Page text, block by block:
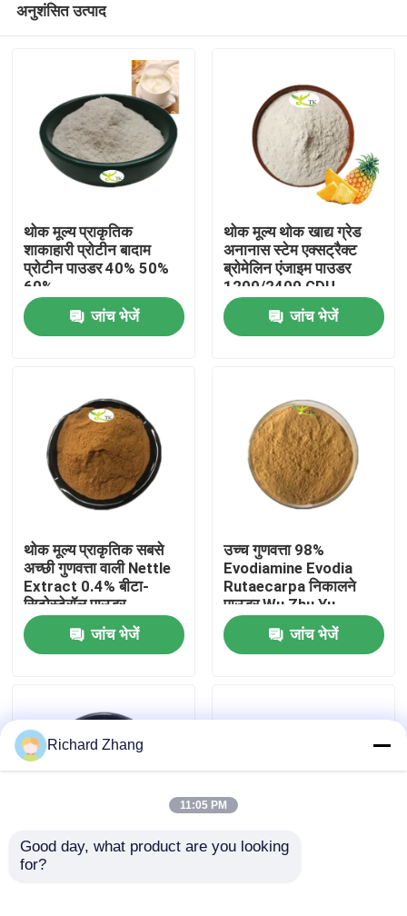
उत्पाद
हमारे बारे में
कारखाना भ्रमण
गुणवत्ता नियंत्रण
एक उद्धरण का अनुरोध करें
सुपर फूड पाउडर
अनुशंसित उत्पाद
थोक मूल्य प्राकृतिक
शाकाहारी प्रोटीन बादाम
प्रोटीन पाउडर 40% 50%
60%
जांच भेजें
थोक मूल्य थोक खाद्य ग्रेड
अनानास स्टेम एक्सट्रैक्ट
ब्रोमेलिन एंजाइम पाउडर
1200/2400 GDU
जांच भेजें
थोक मूल्य प्राकृतिक सबसे
अच्छी गुणवत्ता वाली Nettle
Extract 0.4% बीटा-
सिटोस्टेरॉल पाउडर
जांच भेजें
उच्च गुणवत्ता 98%
Evodiamine Evodia
Rutaecarpa निकालने
पाउडर Wu Zhu Yu
निकालने पाउडर
जांच भेजें
थाइम पत्ती का अर्क पाउडर
Richard Zhang
11:05 PM
Good day, what product are you looking
for?